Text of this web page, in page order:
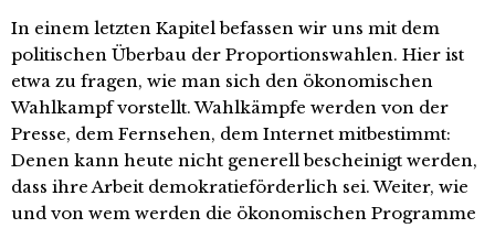
In einem letzten Kapitel befassen wir uns mit dem
politischen Überbau der Proportionswahlen. Hier ist
etwa zu fragen, wie man sich den ökonomischen
Wahlkampf vorstellt. Wahlkämpfe werden von der
Presse, dem Fernsehen, dem Internet mitbestimmt:
Denen kann heute nicht generell bescheinigt werden,
dass ihre Arbeit demokratieförderlich sei. Weiter, wie
und von wem werden die ökonomischen Programme